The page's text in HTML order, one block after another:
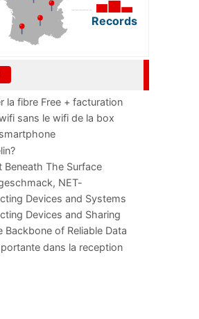
Records
la fibre Free + facturation
sans le wifi de la box
Beneath The Surface
NET-
im
Devices and Systems
Devices and Sharing
Backbone of Reliable Data
dans la reception